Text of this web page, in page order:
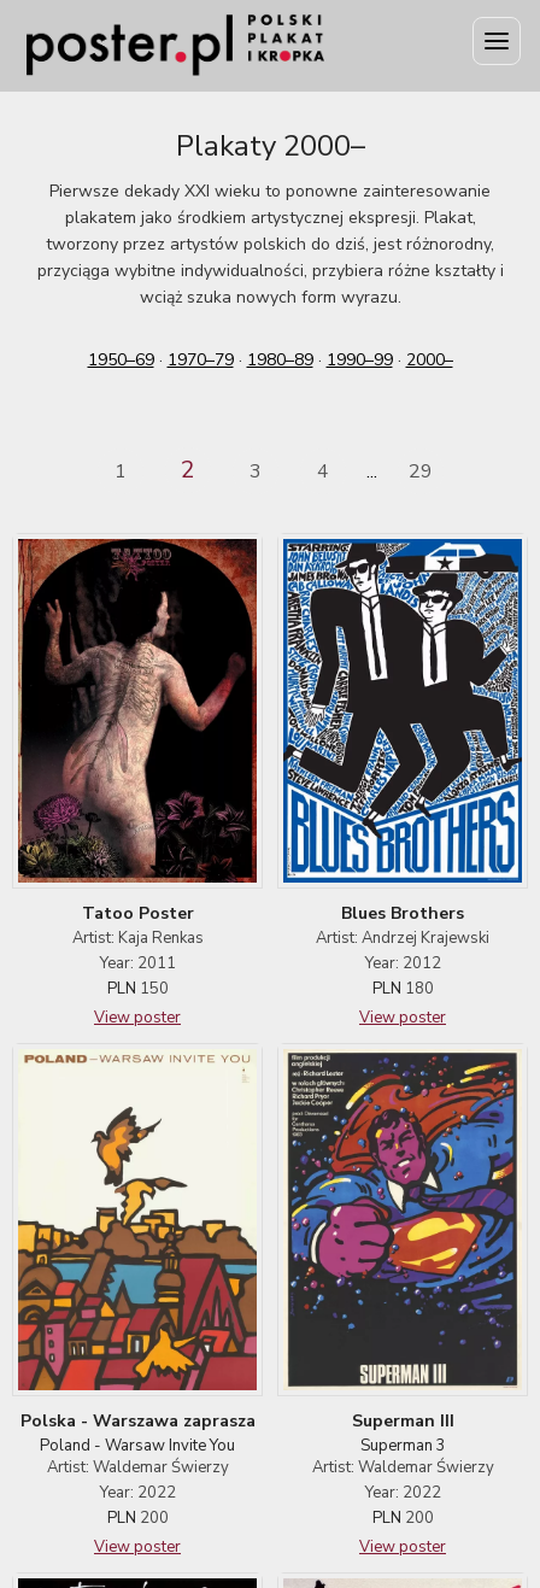
Plakaty 2000–
Pierwsze dekady XXI wieku to ponowne zainteresowanie
plakatem jako środkiem artystycznej ekspresji. Plakat,
tworzony przez artystów polskich do dziś, jest różnorodny,
przyciąga wybitne indywidualności, przybiera różne kształty i
wciąż szuka nowych form wyrazu.
1950–69· 1970–79· 1980–89· 1990–99· 2000–
1 2 3 4 ... 29
Tatoo Poster
Artist: Kaja Renkas
Year: 2011
PLN 150
View poster
Blues Brothers
Artist: Andrzej Krajewski
Year: 2012
PLN 180
View poster
Polska - Warszawa zaprasza
Poland - Warsaw Invite You
Artist: Waldemar Świerzy
Year: 2022
PLN 200
View poster
Superman III
Superman 3
Artist: Waldemar Świerzy
Year: 2022
PLN 200
View poster